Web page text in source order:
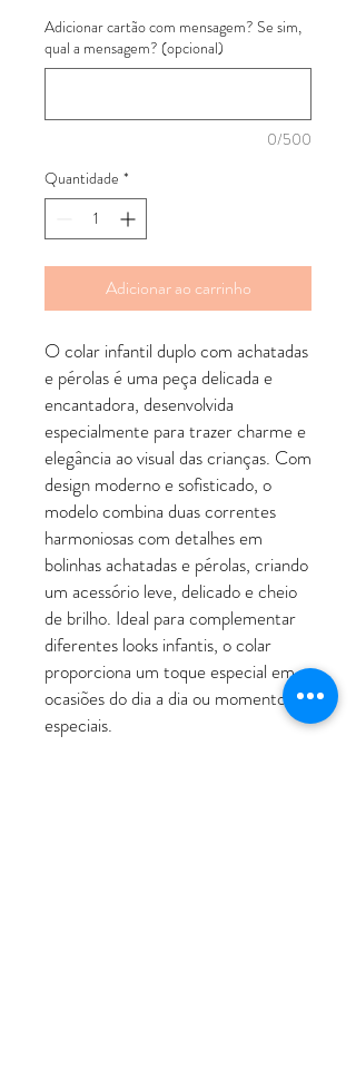
Adicionar cartão com mensagem? Se sim,
qual a mensagem? (opcional)
0/500
Quantidade *
Adicionar ao carrinho
O colar infantil duplo com achatadas
e pérolas é uma peça delicada e
encantadora, desenvolvida
especialmente para trazer charme e
elegância ao visual das crianças. Com
design moderno e sofisticado, o
modelo combina duas correntes
harmoniosas com detalhes em
bolinhas achatadas e pérolas, criando
um acessório leve, delicado e cheio
de brilho. Ideal para complementar
diferentes looks infantis, o colar
proporciona um toque especial em
ocasiões do dia a dia ou momentos
especiais.